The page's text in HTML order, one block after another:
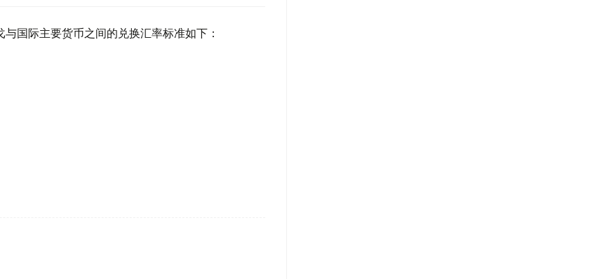
国际主要货币之间的兑换汇率标准如下：